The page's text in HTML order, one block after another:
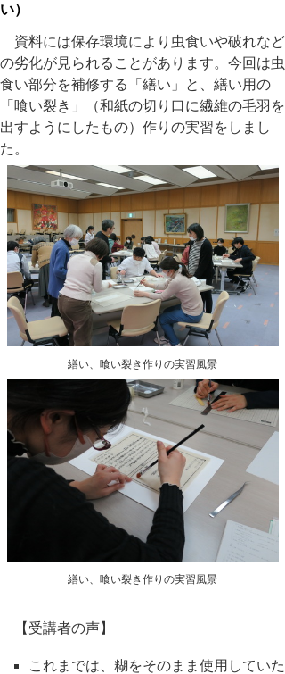
い）
資料には保存環境により虫食いや破れなど
の劣化が見られることがあります。今回は虫
食い部分を補修する「繕い」と、繕い用の
「喰い裂き」（和紙の切り口に繊維の毛羽を
出すようにしたもの）作りの実習をしまし
た。
繕い、喰い裂き作りの実習風景
繕い、喰い裂き作りの実習風景
【受講者の声】
これまでは、糊をそのまま使用していた